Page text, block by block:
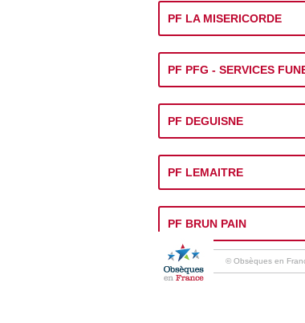
PF LA MISERICORDE
PF PFG - SERVICES
PF DEGUISNE
PF LEMAITRE
PF BRUN PAIN
© Obsèques en